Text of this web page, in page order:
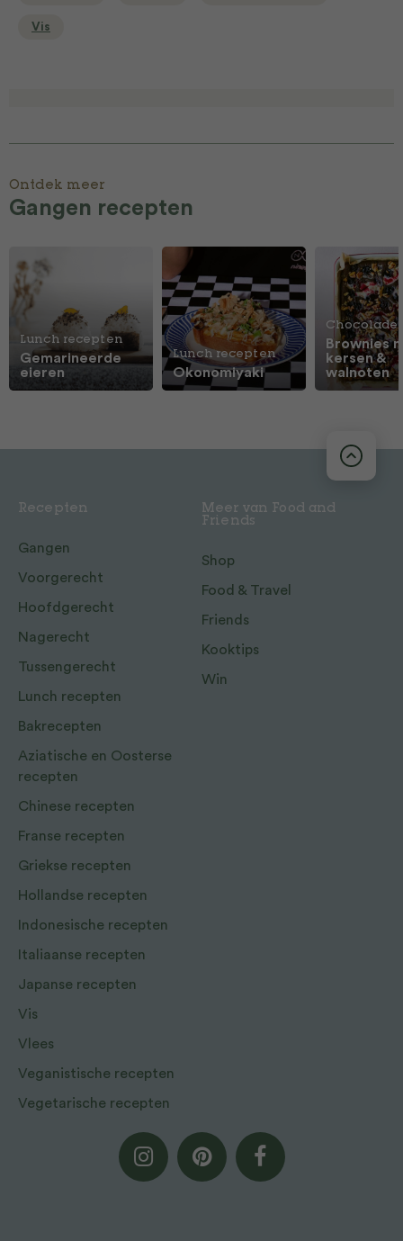
Vis
Ontdek meer
Gangen recepten
Lunch recepten
Gemarineerde
eieren
Lunch recepten
Okonomiyaki
Chocolade
Brownies
kersen &
walnoten
Recepten
Gangen
Voorgerecht
Hoofdgerecht
Nagerecht
Tussengerecht
Lunch recepten
Bakrecepten
Aziatische en Oosterse
recepten
Chinese recepten
Franse recepten
Griekse recepten
Hollandse recepten
Indonesische recepten
Italiaanse recepten
Japanse recepten
Vis
Vlees
Veganistische recepten
Vegetarische recepten
Meer van Food and
Friends
Shop
Food & Travel
Friends
Kooktips
Win